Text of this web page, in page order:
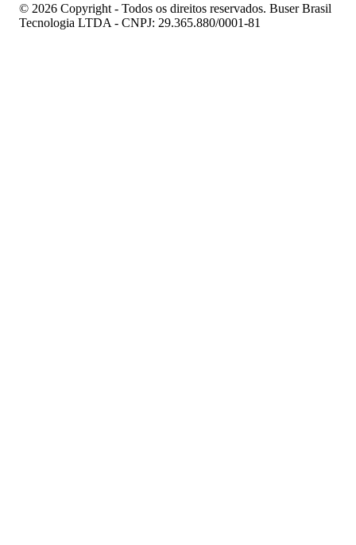
© 2026 Copyright - Todos os direitos reservados. Buser Brasil
Tecnologia LTDA - CNPJ: 29.365.880/0001-81